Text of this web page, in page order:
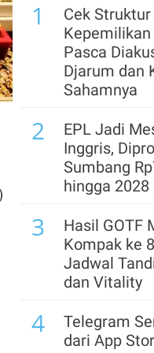
5
IHSG
Menguat
(6/8), Ini
Menakar
Kinerja
Proyeksi
Harga Astra
Dikerek
Lapkeu
Uni Eropa
US$1,6
Rusia yang
untuk
1
Cek Struktur
Kepemilikan
Pasca
Djarum dan
Sahamnya
2
EPL Jadi
Inggris,
Sumbang
hingga 2028
3
Hasil GOTF
Kompak ke
Jadwal
dan Vitality
4
Telegram
dari App